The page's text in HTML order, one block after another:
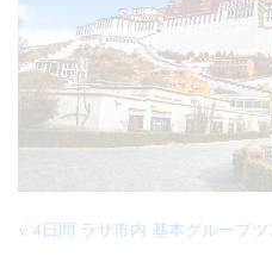
√ 4日間 ラサ市内 基本グループツ